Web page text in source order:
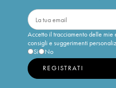
Accetto il tracciamento delle mie
consigli e suggerimenti
Sì
No
REGISTRATI